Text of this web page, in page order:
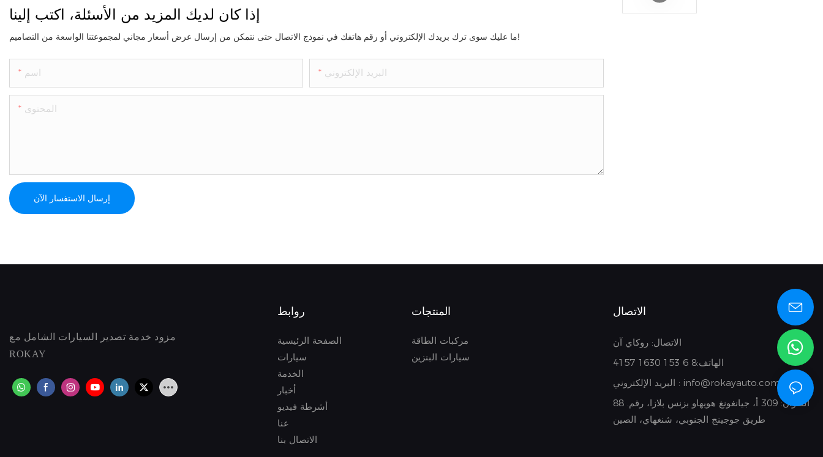
إذا كان لديك المزيد من الأسئلة، اكتب إلينا
ما عليك سوى ترك بريدك الإلكتروني أو رقم هاتفك في نموذج الاتصال حتى نتمكن من إرسال عرض أسعار مجاني لمجموعتنا الواسعة من التصاميم!
اسم البريد الإلكتروني
المحتوى
إرسال الاستفسار الآن
مزود خدمة تصدير السيارات الشامل مع
ROKAY
روابط
الصفحة الرئيسية
سيارات
الخدمة
أخبار
أشرطة فيديو
عنا
الاتصال بنا
المنتجات
مركبات الطاقة
سيارات البنزين
الاتصال
الاتصال: روكاي آن
الهاتف:8
6 153 1630 4157
البريد الإلكتروني : info@rokayauto.com
العنوان:
309 أ، جيانغونغ هويهاو بزنس بلازا، رقم. 88
طريق جوجينج الجنوبي، شنغهاي، الصين